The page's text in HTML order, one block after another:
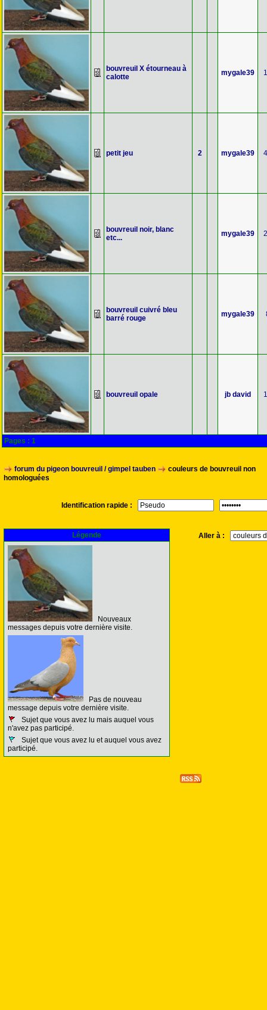
bouvreuil X étourneau à
calotte
mygale39
petit jeu 2 mygale39
bouvreuil noir, blanc
etc...
mygale39
bouvreuil cuivré bleu
barré rouge
mygale39
bouvreuil opale jb david
Pages : 1
forum du pigeon bouvreuil / gimpel tauben
couleurs de bouvreuil non
homologuées
Identification rapide :
Légende
Nouveaux
messages depuis votre dernière visite.
Pas de nouveau
message depuis votre dernière visite.
Sujet que vous avez lu mais auquel vous
n'avez pas participé.
Sujet que vous avez lu et auquel vous avez
participé.
Aller à :